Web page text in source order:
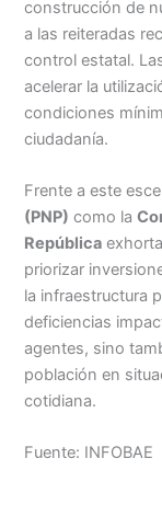
construcción de
a las reiteradas
control estatal.
acelerar la
condiciones
ciudadanía.
Frente a este
(PNP) como la
República
priorizar
la infraestructura
deficiencias
agentes, sino
población en
cotidiana.
Fuente: INFOBAE